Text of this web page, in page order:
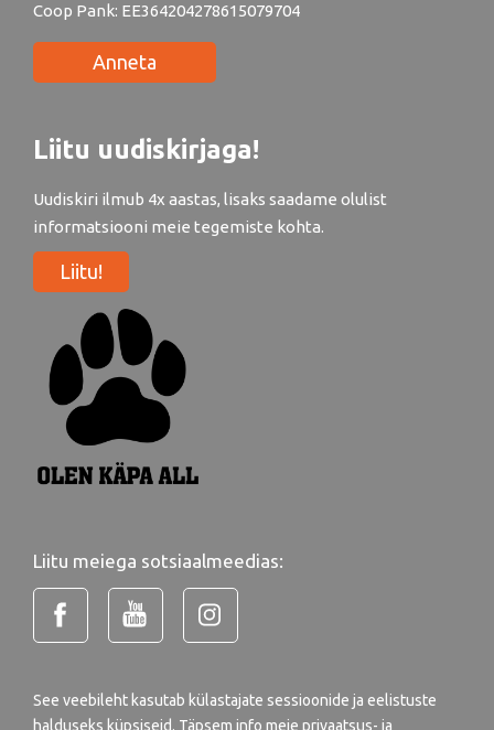
Coop Pank: EE364204278615079704
Anneta
Liitu uudiskirjaga!
Uudiskiri ilmub 4x aastas, lisaks saadame olulist
informatsiooni meie tegemiste kohta.
Liitu!
Liitu meiega sotsiaalmeedias:
See veebileht kasutab külastajate sessioonide ja eelistuste
halduseks küpsiseid. Täpsem info meie privaatsus- ja